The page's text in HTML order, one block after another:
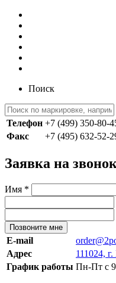
Поиск
Телефон +7 (499) 350-80-
Факс
+7 (495) 632-52-
Заявка на звонок
Имя *
Позвоните мне
E-mail
Адрес
111024,
График работы Пн-Пт с